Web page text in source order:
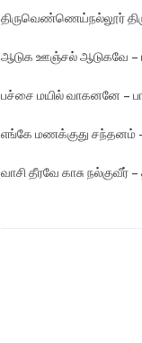
திருவெண்ணெய்நல்லூர்
ஆடுக ஊஞ்சல் ஆடுகவே –
பச்சை மயில் வாகனனே –
எங்கே மண‌க்குது சந்தனம்
வாசி தீரவே காசு நல்குவீர்